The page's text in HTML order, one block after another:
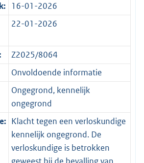
16-01-2026
22-01-2026
Z2025/8064
Onvoldoende informatie
Ongegrond, kennelijk
ongegrond
Klacht tegen een verloskundige
kennelijk ongegrond. De
verloskundige is betrokken